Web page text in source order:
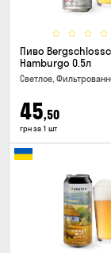
Пиво
Hamburgo 0.5л
Светлое,
45,50
грн за 1 шт